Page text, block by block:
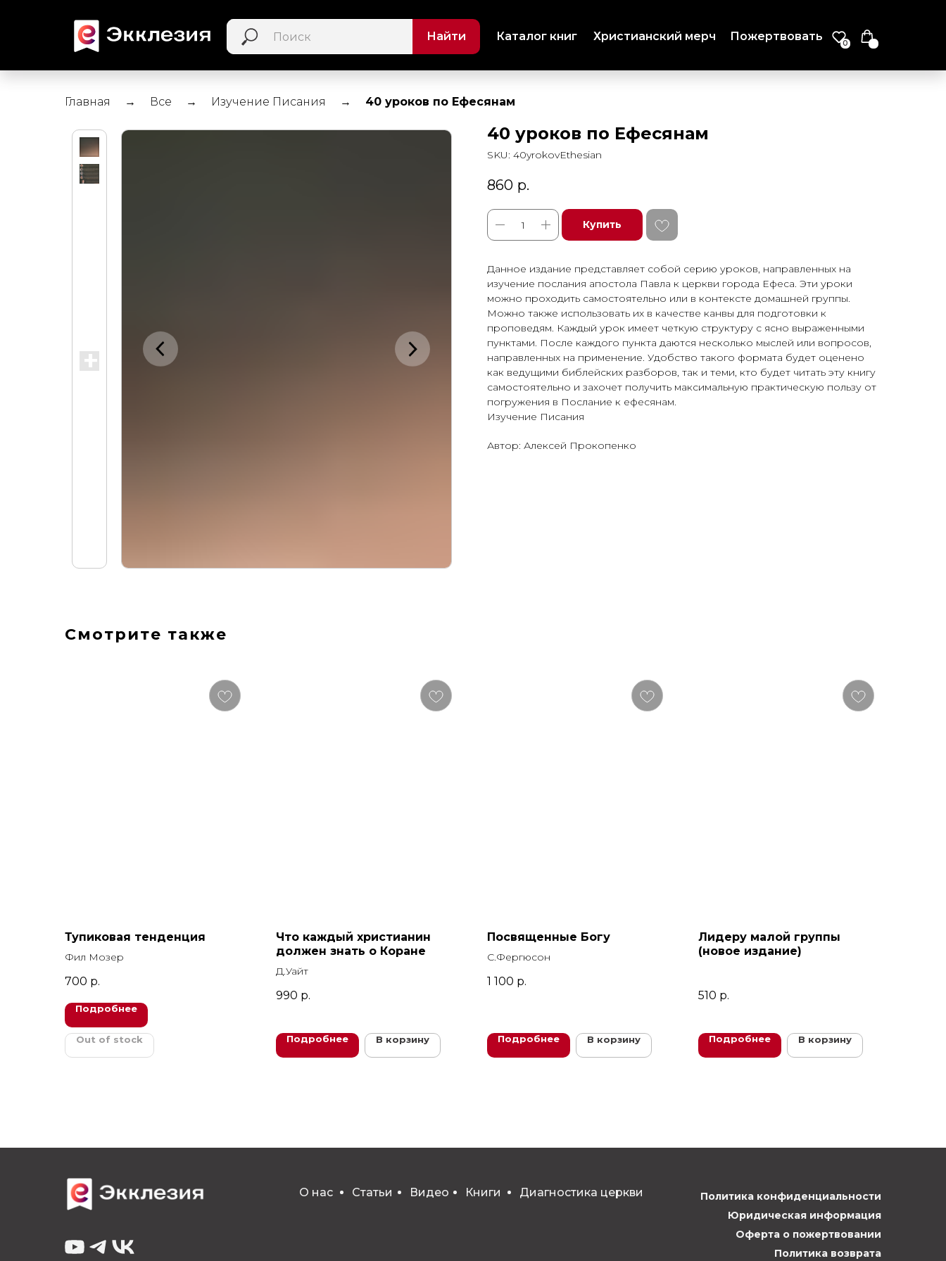
Христианский мерч
Каталог книг Пожертвовать
Найти
0
Главная Все Изучение Писания 40 уроков по Ефесянам
40 уроков по Ефесянам
SKU: 40yrokovEthesian
860 р.
Купить
Данное издание представляет собой серию уроков, направленных на
изучение послания апостола Павла к церкви города Ефеса. Эти уроки
можно проходить самостоятельно или в контексте домашней группы.
Можно также использовать их в качестве канвы для подготовки к
проповедям. Каждый урок имеет четкую структуру с ясно выраженными
пунктами. После каждого пункта даются несколько мыслей или вопросов,
направленных на применение. Удобство такого формата будет оценено
как ведущими библейских разборов, так и теми, кто будет читать эту книгу
самостоятельно и захочет получить максимальную практическую пользу от
погружения в Послание к ефесянам.
Изучение Писания
Автор: Алексей Прокопенко
Смотрите также
Тупиковая тенденция
Фил Мозер
700 р.
Подробнее
Out of stock
Что каждый христианин
должен знать о Коране
Д.Уайт
990 р.
Подробнее В корзину
Посвященные Богу
С.Фергюсон
1 100 р.
Подробнее В корзину
Лидеру малой группы
(новое издание)
510 р.
Подробнее В корзину
О нас Статьи Видео Книги Диагностика церкви
Политика конфиденциальности
Юридическая информация
Оферта о пожертвовании
Политика возврата